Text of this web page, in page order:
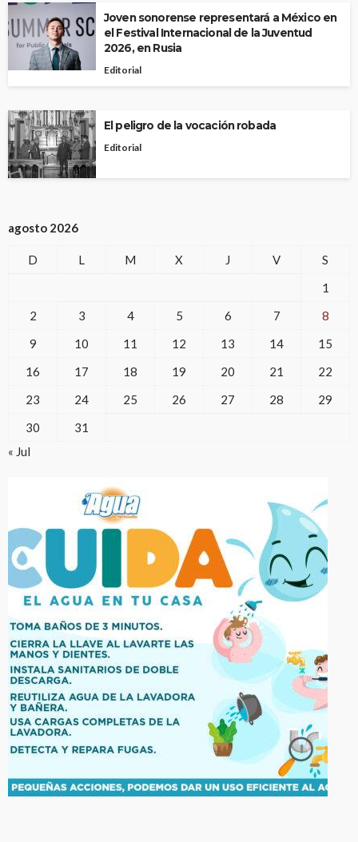
Joven sonorense representará a México en
el Festival Internacional de la Juventud
2026, en Rusia
Editorial
El peligro de la vocación robada
Editorial
agosto 2026
D L M X J V
S
1
2
3 4 5 6 7
8
9
10 11 12 13 14
15
16
17 18 19 20 21
22
23
24 25 26 27 28
29
30
31
« Jul